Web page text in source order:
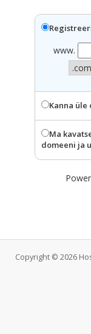
www.
Kanna
Ma
domeeni ja
Copyright © 2026